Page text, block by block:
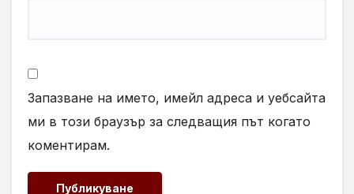
Запазване на името, имейл адреса и уебсайта
ми в този браузър за следващия път когато
коментирам.